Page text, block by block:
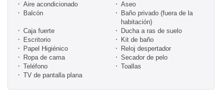
Aire acondicionado
Aseo
Balcón
Baño privado (fuera de la
habitación)
Caja fuerte
Ducha a ras de suelo
Escritorio
Kit de baño
Papel Higiénico
Reloj despertador
Ropa de cama
Secador de pelo
Teléfono
Toallas
TV de pantalla plana